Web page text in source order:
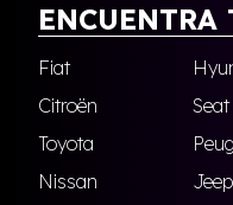
Fiat
Citroën
Seat
Toyota
Nissan
Jeep